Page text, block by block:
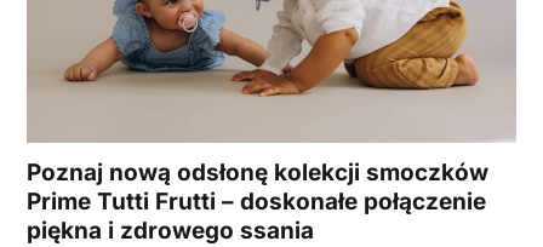
Poznaj nową odsłonę kolekcji smoczków
Prime Tutti Frutti – doskonałe połączenie
piękna i zdrowego ssania